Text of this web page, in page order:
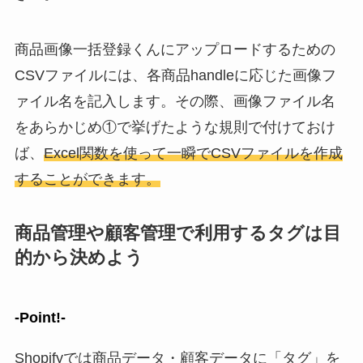
商品画像一括登録くんにアップロードするための
CSVファイルには、各商品handleに応じた画像フ
ァイル名を記入します。その際、画像ファイル名
をあらかじめ①で挙げたような規則で付けておけ
ば、 Excel関数を使って一瞬でCSVファイルを作成
することができます。
商品管理や顧客管理で利用するタグは目
的から決めよう
-Point!-
Shopifyでは商品データ・顧客データに「タグ」を